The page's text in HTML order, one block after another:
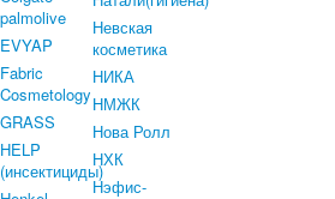
palmolive
EVYAP
Fabric
Cosmetology
GRASS
HELP
(инсектициды)
Невская
косметика
НИКА
НМЖК
Нова Ролл
НХК
Нэфис-